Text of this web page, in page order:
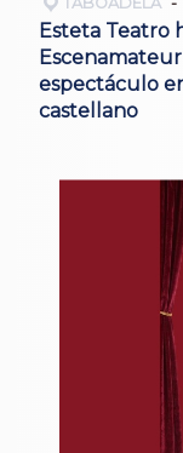
Esteta Teatro
espectáculo
castellano